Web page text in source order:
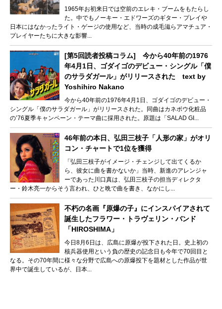
1965年お初来日では空前のエレキ・ブームをもたらし
た。中でもノーキー・エドワーズのギター・プレイや
日本にはなかったライト・ゲージの使用など、当時の成毛滋らアマチュア・
プレイヤーたちに大きな影響...
[第5回読者投稿コラム] 今から40年前の1976
年4月1日、ゴダイゴのデビュー・シングル「僕
のサラダガール」がリリースされた text by
Yoshihiro Nakano
今から40年前の1976年4月1日、ゴダイゴのデビュー・
シングル「僕のサラダガール」がリリースされた。同曲はカネボウ化粧品
の’76夏季キャンペーン・テーマ曲に採用された。原題は「SALAD GI...
46年前の本日、弘田三枝子「人形の家」がオリ
コン・チャートで1位を獲得
「弘田三枝子がイメージ・チェンジして出てくるか
ら、彼女に曲を書かないか」当時、新進のアレンジャ
ーであった川口真は、弘田三枝子の担当ディレクタ
ー・鈴木亮一からそう言われ、ひと晩で曲を書き、なかにし...
不朽の名画『原爆の子』にインスパイアされて
誕生したフラワー・トラヴェリン・バンド
「HIROSHIMA」
今日8月6日は、広島に原爆が投下された日。史上初の
核兵器使用という負の歴史の記念日も今年で70回目と
なる。その70年間に様々な分野で広島への原爆投下を題材とした作品が世
界中で誕生しているが、日本...